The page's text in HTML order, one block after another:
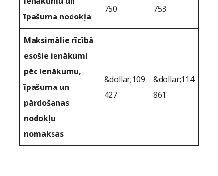
īpašuma nodokļa
750
753
Maksimālie rīcībā
esošie ienākumi
pēc ienākumu,
īpašuma un
pārdošanas
nodokļu
nomaksas
&dollar;109
427
&dollar;114
861